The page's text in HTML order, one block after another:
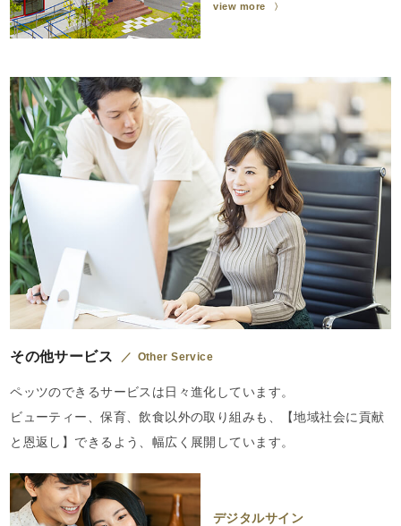
view more
その他サービス Other Service
ペッツのできるサービスは日々進化しています。
ビューティー、保育、飲食以外の取り組みも、【地域社会に貢献
と恩返し】できるよう、幅広く展開しています。
デジタルサイン